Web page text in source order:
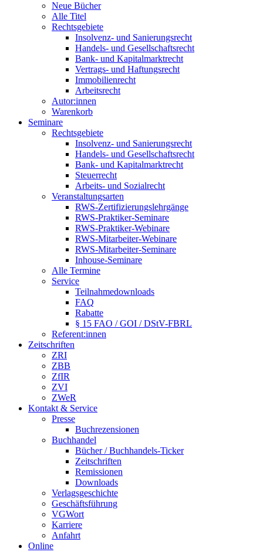
Neue Bücher
Alle Titel
Rechtsgebiete
Insolvenz- und Sanierungsrecht
Handels- und Gesellschaftsrecht
Bank- und Kapitalmarktrecht
Vertrags- und Haftungsrecht
Immobilienrecht
Arbeitsrecht
Autor:innen
Warenkorb
Seminare
Rechtsgebiete
Insolvenz- und Sanierungsrecht
Handels- und Gesellschaftsrecht
Bank- und Kapitalmarktrecht
Steuerrecht
Arbeits- und Sozialrecht
Veranstaltungsarten
RWS-Zertifizierungslehrgänge
RWS-Praktiker-Seminare
RWS-Praktiker-Webinare
RWS-Mitarbeiter-Webinare
RWS-Mitarbeiter-Seminare
Inhouse-Seminare
Alle Termine
Service
Teilnahmedownloads
FAQ
Rabatte
§ 15 FAO / GOI / DStV-FBRL
Referent:innen
Zeitschriften
ZRI
ZBB
ZfIR
ZVI
ZWeR
Kontakt & Service
Presse
Buchrezensionen
Buchhandel
Bücher / Buchhandels-Ticker
Zeitschriften
Remissionen
Downloads
Verlagsgeschichte
Geschäftsführung
VGWort
Karriere
Anfahrt
Online